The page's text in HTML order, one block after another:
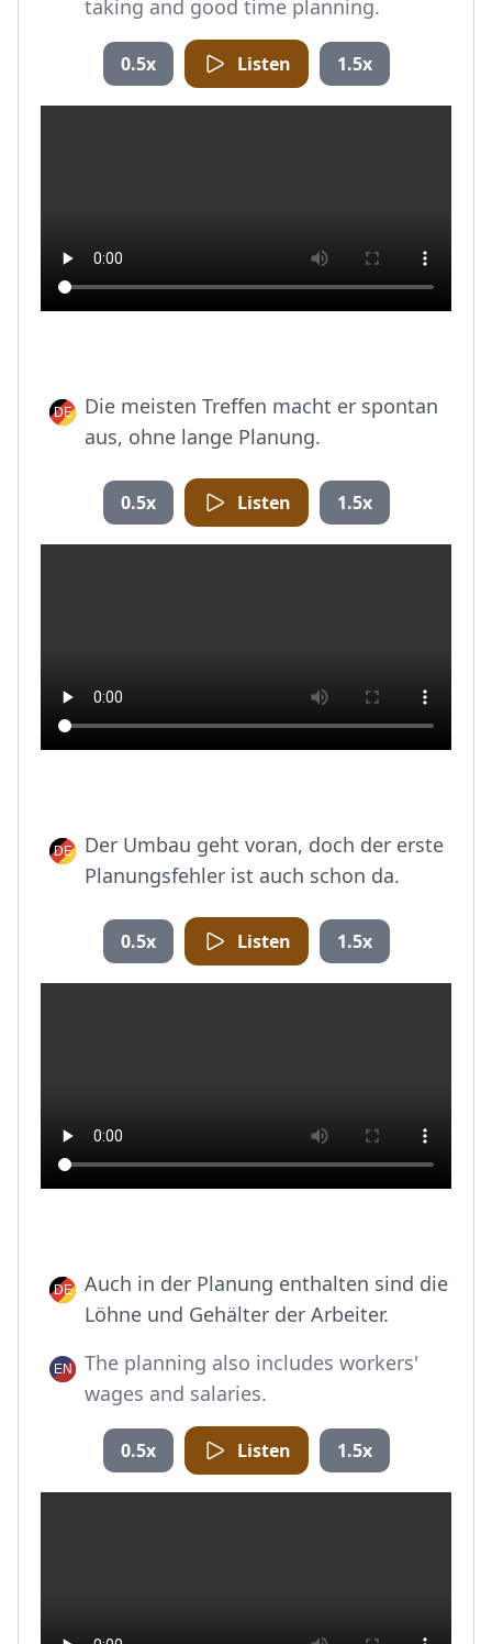
taking and good time planning.
0.5x Listen 1.5x
Die meisten Treffen macht er spontan
aus, ohne lange Planung.
0.5x Listen 1.5x
Der Umbau geht voran, doch der erste
Planungsfehler ist auch schon da.
0.5x Listen 1.5x
Auch in der Planung enthalten sind die
Löhne und Gehälter der Arbeiter.
The planning also includes workers'
wages and salaries.
0.5x Listen 1.5x